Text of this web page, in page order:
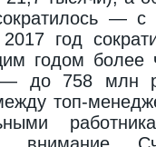
—
год
годом более
до 758 млн
топ-